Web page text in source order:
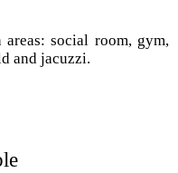
social room, gym,
and jacuzzi.